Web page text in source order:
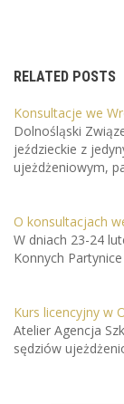
RELATED POSTS
Konsultacje we
Dolnośląski
jeździeckie z
ujeżdżeniowym,
O konsultacjach
W dniach 23-24
Konnych
Kurs licencyjny w
Atelier Agencja
sędziów